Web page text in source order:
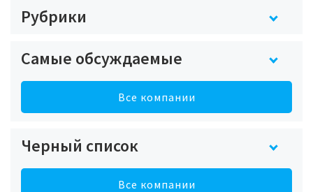
Рубрики
Самые обсуждаемые
Все компании
Черный список
Все компании